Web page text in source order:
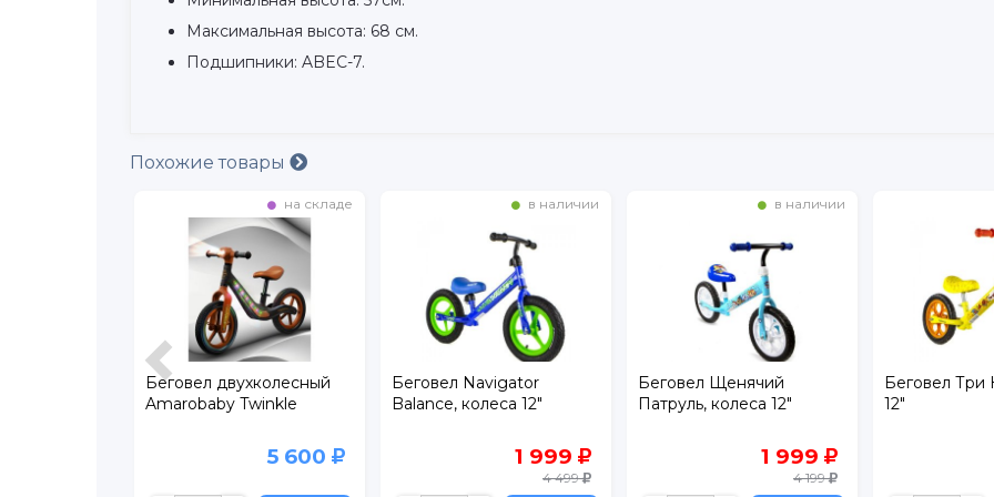
Максимальная высота: 68 см.
Подшипники: ABEC-7.
Похожие товары
в наличии
Беговел Navigator
Balance, колеса 12"
1 999
в наличии
Беговел Щенячий
Патруль, колеса 12"
1 999
4 199
в наличии
Беговел Три Кота, колеса
12"
1 999
4 490
Беговел